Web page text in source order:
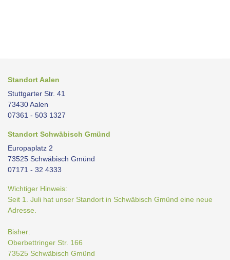
Standort Aalen
Stuttgarter Str. 41
73430 Aalen
07361 - 503 1327
Standort Schwäbisch Gmünd
Europaplatz 2
73525 Schwäbisch Gmünd
07171 - 32 4333
Wichtiger Hinweis:
Seit 1. Juli hat unser Standort in Schwäbisch Gmünd eine neue
Adresse.
Bisher:
Oberbettringer Str. 166
73525 Schwäbisch Gmünd